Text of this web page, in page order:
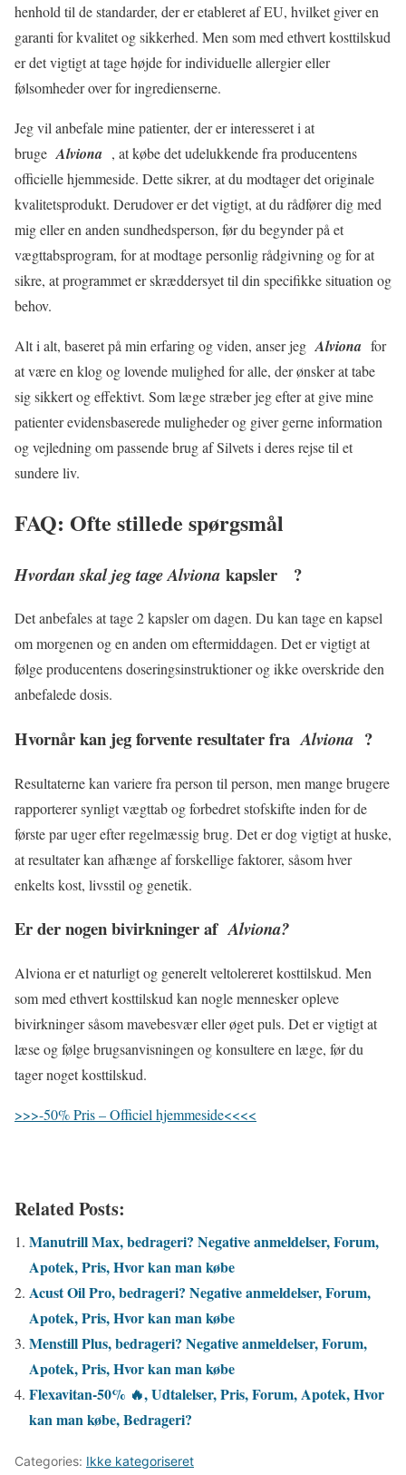
henhold til de standarder, der er etableret af EU, hvilket giver en
garanti for kvalitet og sikkerhed. Men som med ethvert kosttilskud
er det vigtigt at tage højde for individuelle allergier eller
følsomheder over for ingredienserne.
Jeg vil anbefale mine patienter, der er interesseret i at
bruge Alviona , at købe det udelukkende fra producentens
officielle hjemmeside. Dette sikrer, at du modtager det originale
kvalitetsprodukt. Derudover er det vigtigt, at du rådfører dig med
mig eller en anden sundhedsperson, før du begynder på et
vægttabsprogram, for at modtage personlig rådgivning og for at
sikre, at programmet er skræddersyet til din specifikke situation og
behov.
Alt i alt, baseret på min erfaring og viden, anser jeg Alviona for
at være en klog og lovende mulighed for alle, der ønsker at tabe
sig sikkert og effektivt. Som læge stræber jeg efter at give mine
patienter evidensbaserede muligheder og giver gerne information
og vejledning om passende brug af Silvets i deres rejse til et
sundere liv.
FAQ: Ofte stillede spørgsmål
Hvordan skal jeg tage Alviona kapsler ?
Det anbefales at tage 2 kapsler om dagen. Du kan tage en kapsel
om morgenen og en anden om eftermiddagen. Det er vigtigt at
følge producentens doseringsinstruktioner og ikke overskride den
anbefalede dosis.
Hvornår kan jeg forvente resultater fraAlviona ?
Resultaterne kan variere fra person til person, men mange brugere
rapporterer synligt vægttab og forbedret stofskifte inden for de
første par uger efter regelmæssig brug. Det er dog vigtigt at huske,
at resultater kan afhænge af forskellige faktorer, såsom hver
enkelts kost, livsstil og genetik.
Er der nogen bivirkninger afAlviona?
Alviona er et naturligt og generelt veltolereret kosttilskud. Men
som med ethvert kosttilskud kan nogle mennesker opleve
bivirkninger såsom mavebesvær eller øget puls. Det er vigtigt at
læse og følge brugsanvisningen og konsultere en læge, før du
tager noget kosttilskud.
>>>-50% Pris – Officiel hjemmeside<<<<
Related Posts:
Manutrill Max, bedrageri? Negative anmeldelser, Forum,
Apotek, Pris, Hvor kan man købe
Acust Oil Pro, bedrageri? Negative anmeldelser, Forum,
Apotek, Pris, Hvor kan man købe
Menstill Plus, bedrageri? Negative anmeldelser, Forum,
Apotek, Pris, Hvor kan man købe
Flexavitan-50% 🔥, Udtalelser, Pris, Forum, Apotek, Hvor
kan man købe, Bedrageri?
Categories: Ikke kategoriseret